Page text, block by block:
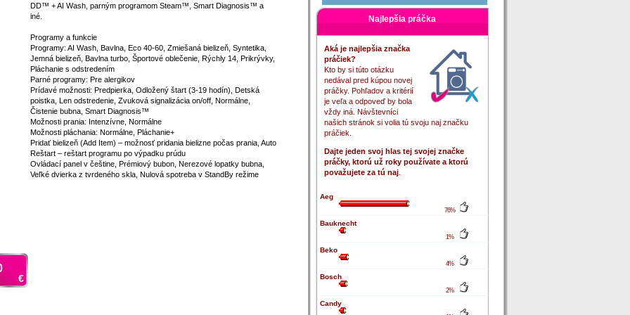
DD™ + AI Wash, parným programom Steam™, Smart Diagnosis™ a
iné.
Programy a funkcie
Programy: AI Wash, Bavlna, Eco 40-60, Zmiešaná bielizeň, Syntetika,
Jemná bielizeň, Bavlna turbo, Športové oblečenie, Rýchly 14, Prikrývky,
Pláchanie s odstredením
Parné programy: Pre alergikov
Prídavé možnosti: Predpierka, Odložený štart (3-19 hodín), Detská
poistka, Len odstredenie, Zvuková signalizácia on/off, Normálne,
Čistenie bubna, Smart Diagnosis™
Možnosti prania: Intenzívne, Normálne
Možnosti pláchania: Normálne, Pláchanie+
Pridať bielizeň (Add Item) – možnosť pridania bielizne počas prania, Auto
Reštart – reštart programu po výpadku prúdu
Ovládací panel v češtine, Prémiový bubon, Nerezové lopatky bubna,
Veľké dvierka z tvrdeného skla, Nulová spotreba v StandBy režime
€
Najlepšia práčka
Aká je najlepšia značka
práčiek?
Kto by si túto otázku
nedával pred kúpou novej
práčky. Pohľadov a kritérií
je veľa a odpoveď by bola
vždy iná. Návštevníci
našich stránok si volia tú svoju naj značku
práčiek.
Dajte jeden svoj hlas tej svojej značke
práčky, ktorú už roky používate a ktorú
považujete za tú naj.
Aeg
76%
Bauknecht
1%
Beko
4%
Bosch
2%
Candy